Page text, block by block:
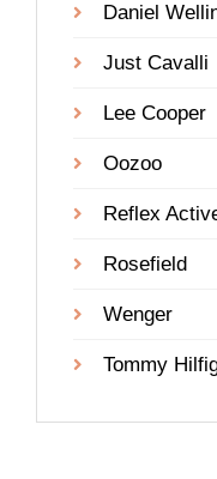
Daniel
Just Cavalli
Lee Cooper
Oozoo
Reflex
Rosefield
Wenger
Tommy